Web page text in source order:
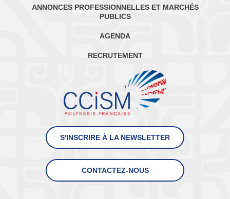
ANNONCES PROFESSIONNELLES ET MARCHÉS
PUBLICS
AGENDA
RECRUTEMENT
S'INSCRIRE À LA NEWSLETTER
CONTACTEZ-NOUS